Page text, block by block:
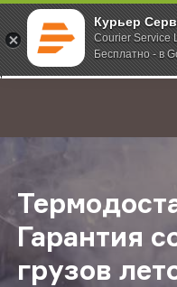
Курьер
Courier Service
Бесплатно - в
;
Главная О компании
Гарантия
грузов